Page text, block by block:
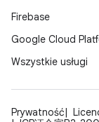
Firebase
Google Cloud
Wszystkie usługi
Prywatność